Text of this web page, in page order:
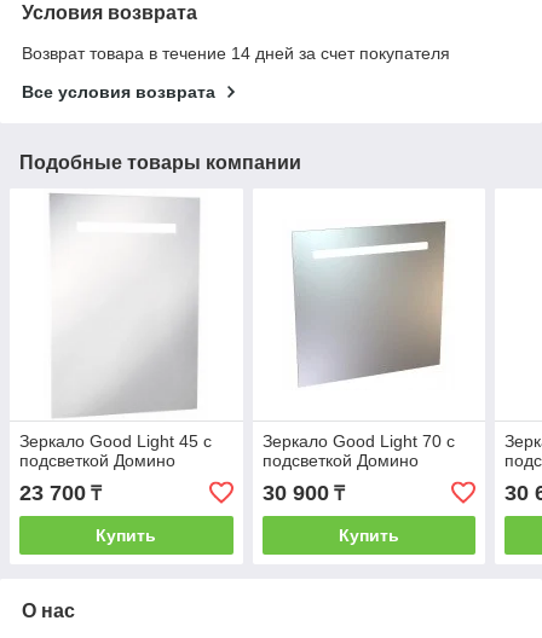
Условия возврата
Возврат товара в течение 14 дней за счет покупателя
Все условия возврата
Подобные товары компании
Зеркало Good Light 45 с
подсветкой Домино
23 700 ₸
Купить
Зеркало Good Light 70 с
подсветкой Домино
30 900₸
Купить
30
О нас